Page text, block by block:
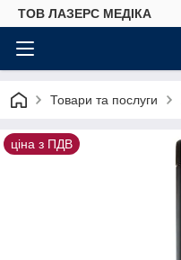
ТОВ ЛАЗЕРС МЕДІКА
Товари та послуги
ціна з ПДВ